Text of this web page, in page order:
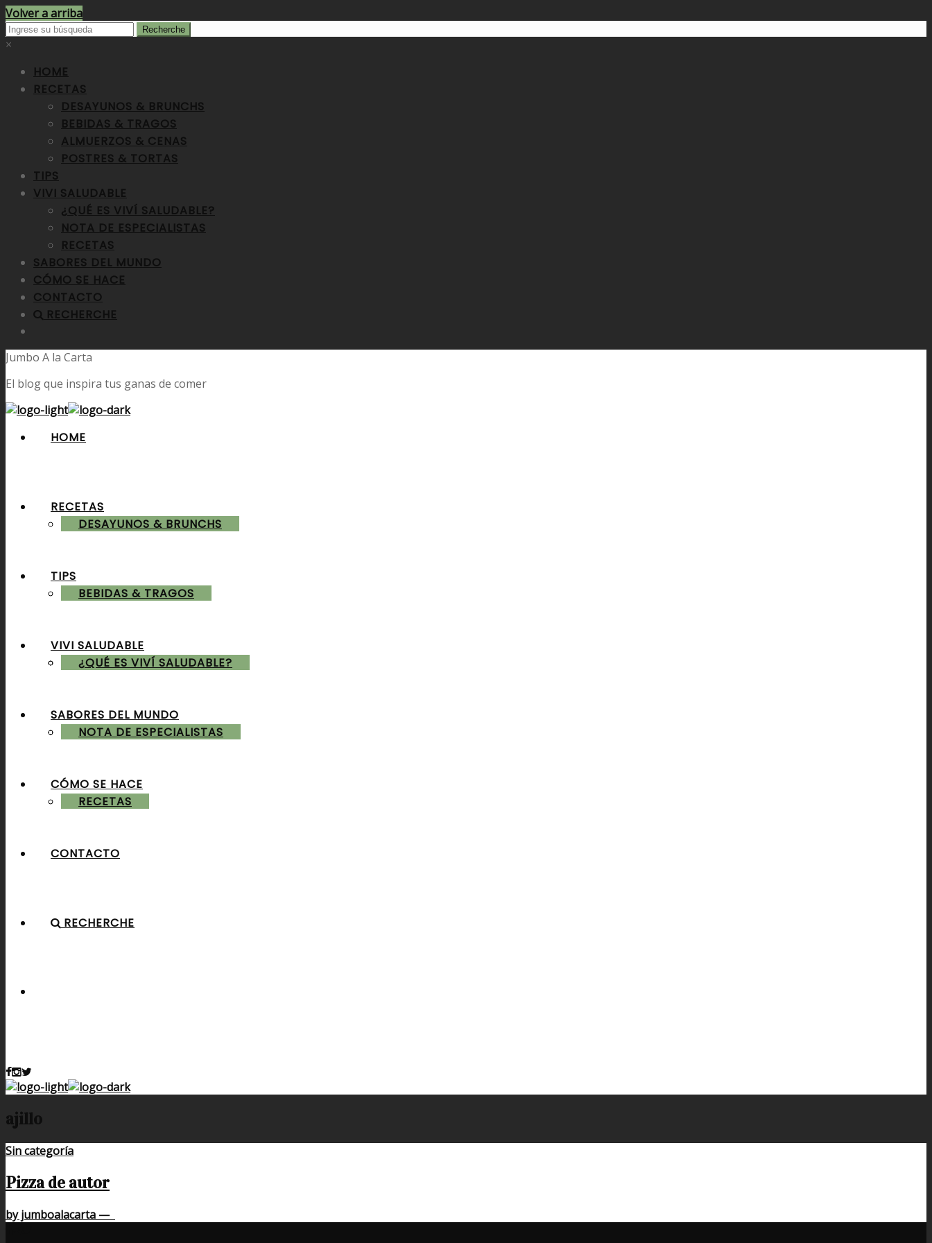
Volver a arriba
×
HOME
RECETAS
DESAYUNOS & BRUNCHS
BEBIDAS & TRAGOS
ALMUERZOS & CENAS
POSTRES & TORTAS
TIPS
VIVI SALUDABLE
¿QUÉ ES VIVÍ SALUDABLE?
NOTA DE ESPECIALISTAS
RECETAS
SABORES DEL MUNDO
CÓMO SE HACE
CONTACTO
RECHERCHE
Jumbo A la Carta
El blog que inspira tus ganas de comer
HOME
RECETAS
DESAYUNOS & BRUNCHS
BEBIDAS & TRAGOS
ALMUERZOS & CENAS
POSTRES & TORTAS
TIPS
VIVI SALUDABLE
¿QUÉ ES VIVÍ SALUDABLE?
NOTA DE ESPECIALISTAS
RECETAS
SABORES DEL MUNDO
CÓMO SE HACE
CONTACTO
RECHERCHE
ajillo
Sin categoría
Pizza de autor
by jumboalacarta —